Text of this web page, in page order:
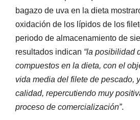
bagazo de uva en la dieta
oxidación de los lípidos de los
periodo de almacenamiento de
resultados indican “la posibilidad
compuestos en la dieta, con el
vida media del filete de pescado,
calidad, repercutiendo muy
proceso de comercialización”.